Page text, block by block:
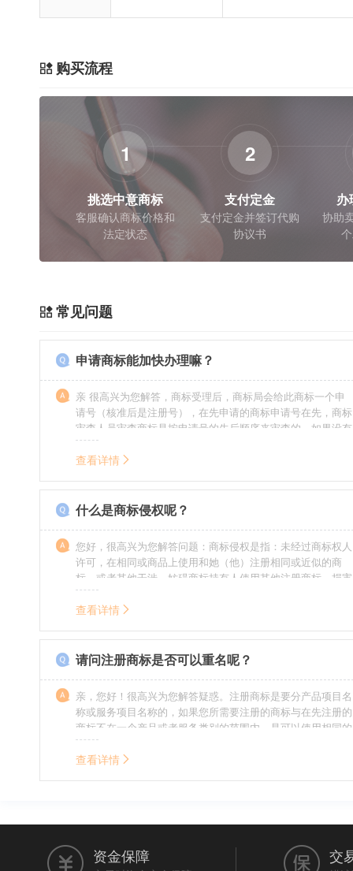
购买流程
1
挑选中意商标
客服确认商标价格和
法定状态
2
支付定金
支付定金并签订代购
协议书
办
协助
常见问题
申请商标能加快办理嘛？
亲 很高兴为您解答，商标受理后，商标局会给此商标一个申
请号（核准后是注册号），在先申请的商标申请号在先，商标
审查人员审查商标是按申请号的先后顺序来审查的，如果没有
特殊情况（受理案件需要，被异议等），不会延迟也不会提
前。
查看详情
什么是商标侵权呢？
您好，很高兴为您解答问题：商标侵权是指：未经过商标权人
许可，在相同或商品上使用和她（他）注册相同或近似的商
标，或者其他干涉、妨碍商标持有人使用其他注册商标，损害
商标持有人合法权益的其他行为。侵权的人通常需要承担侵权
的责任，明知侵权的行为的人要承担赔偿的责任。情节严重
查看详情
请问注册商标是否可以重名呢？
亲，您好！很高兴为您解答疑惑。注册商标是要分产品项目名
称或服务项目名称的，如果您所需要注册的商标与在先注册的
商标不在一个产品或者服务类别的范围内，是可以使用相同的
名称的。希望我的回答能帮到您。
查看详情
资金保障 交